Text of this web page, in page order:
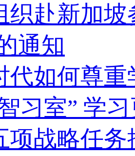
织赴新加坡
通知
代如何尊重
智习室” 学
项战略任